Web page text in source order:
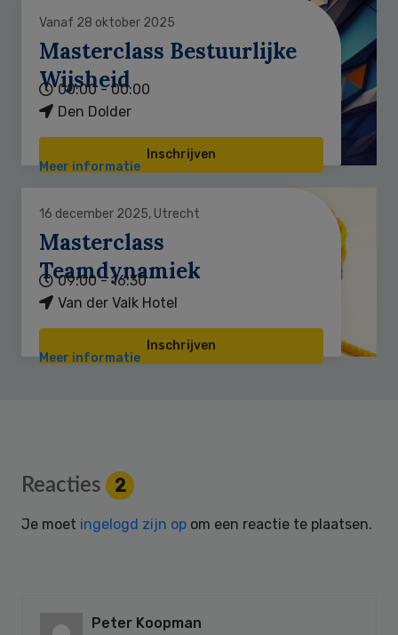
Vanaf 28 oktober 2025
Masterclass Bestuurlijke
Wijsheid
00:00 - 00:00
Den Dolder
Inschrijven
Meer informatie
16 december 2025, Utrecht
Masterclass
Teamdynamiek
09:00 - 16:30
Van der Valk Hotel
Inschrijven
Meer informatie
Reader
Interactions
Reacties 2
Je moet ingelogd zijn op om een reactie te plaatsen.
Peter Koopman